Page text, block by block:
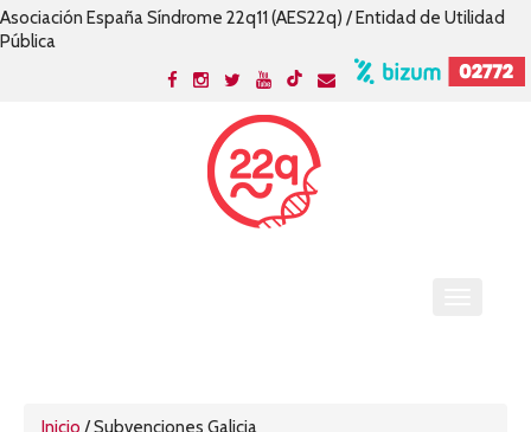
Asociación España Síndrome 22q11 (AES22q) / Entidad de Utilidad
Pública
Inicio /Subvenciones Galicia